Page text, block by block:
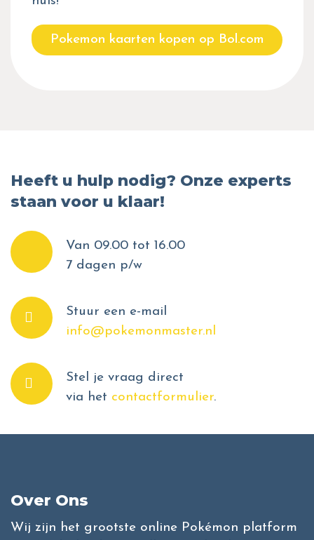
Pokemon kaarten kopen op Bol.com
Heeft u hulp nodig? Onze experts
staan voor u klaar!
Van 09.00 tot 16.00
7 dagen p/w
Stuur een e-mail
info@pokemonmaster.nl
Stel je vraag direct
via het contactformulier.
Over Ons
Wij zijn het grootste online Pokémon platform